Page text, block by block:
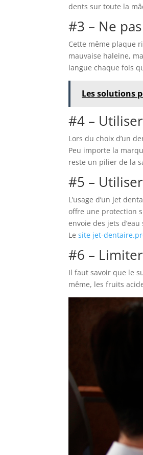
dents sur toute la
#3 – Ne
Cette même plaque
mauvaise haleine,
langue chaque fois
Les solutions
#4 –
Lors du choix d’un
Peu importe la
reste un pilier de la
#5 –
L’usage d’un jet
offre une protection
envoie des jets
Lesite jet-
#6 –
Il faut savoir que le
même, les fruits